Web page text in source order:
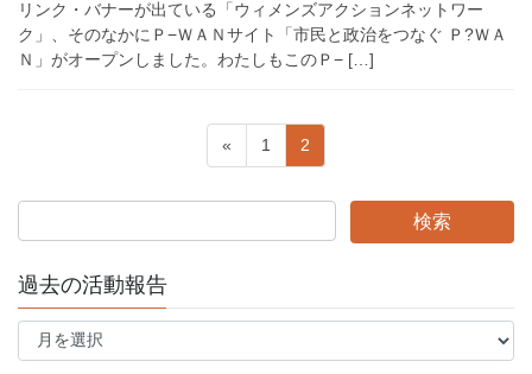
リンク・バナーが出ている「ウィメンズアクションネットワー
ク」、そのなかにＰ−ＷＡＮサイト「市民と政治をつなぐ Ｐ?ＷＡ
Ｎ」がオープンしました。わたしもこのＰ− […]
ナ
ビ
ゲ
ー
シ
«
ペ
ー
ジ
1
ペ
ー
ジ
2
過去の活動報告
過